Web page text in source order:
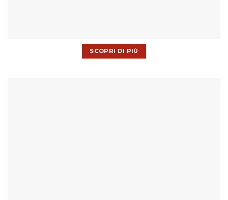
SCOPRI DI PIÙ